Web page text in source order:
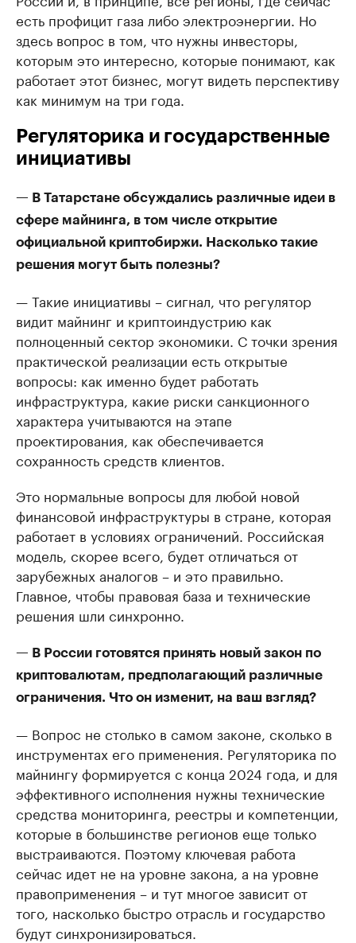
есть профицит газа либо электроэнергии. Но
здесь вопрос в том, что нужны инвесторы,
которым это интересно, которые понимают, как
работает этот бизнес, могут видеть перспективу
как минимум на три года.
Регуляторика и государственные
инициативы
— В Татарстане обсуждались различные идеи в
сфере майнинга, в том числе открытие
официальной криптобиржи. Насколько такие
решения могут быть полезны?
— Такие инициативы – сигнал, что регулятор
видит майнинг и криптоиндустрию как
полноценный сектор экономики. С точки зрения
практической реализации есть открытые
вопросы: как именно будет работать
инфраструктура, какие риски санкционного
характера учитываются на этапе
проектирования, как обеспечивается
сохранность средств клиентов.
Это нормальные вопросы для любой новой
финансовой инфраструктуры в стране, которая
работает в условиях ограничений. Российская
модель, скорее всего, будет отличаться от
зарубежных аналогов – и это правильно.
Главное, чтобы правовая база и технические
решения шли синхронно.
— В России готовятся принять новый закон по
криптовалютам, предполагающий различные
ограничения. Что он изменит, на ваш взгляд?
— Вопрос не столько в самом законе, сколько в
инструментах его применения. Регуляторика по
майнингу формируется с конца 2024 года, и для
эффективного исполнения нужны технические
средства мониторинга, реестры и компетенции,
которые в большинстве регионов еще только
выстраиваются. Поэтому ключевая работа
сейчас идет не на уровне закона, а на уровне
правоприменения – и тут многое зависит от
того, насколько быстро отрасль и государство
будут синхронизироваться.